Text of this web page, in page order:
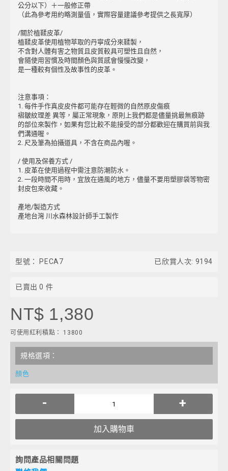
公分以下）＋一般修正帶
（此為參考用約略測量值，實際容量建議參考提供之長寬厚）
/關於植鞣皮革/
植鞣皮革使用植物萃取的丹寧成分來鞣製，
不含對人體有害之物質且皮質較具可塑性且自然，
會隨使用習慣及時間顏色與質感會慢慢改變，
是一種較有個性及故事性的皮革。
注意事項：
1. 每件手作真皮皮件都可能存在輕微的自然原皮傷痕
褶皺紋理差 異等，屬正常現象，原則上我們都是儘量挑最無痕跡
的部位來製作，如果有您比較不能接受的部分都歡迎在購買前與我
們溝通喔。
2. 尺及筆為拍攝道具，不含在商品內喔。
/ 使用及保養方式 /
1. 皮革在使用過程中需注意防潮防水。
2. 一段時間不用時，宜放在通風的地方，儘量不要用塑膠袋等物密
封皮包來收藏。
產地/製造方式
產地台灣 川水森林設計師手工製作
已欣賞人次: 9194
型號： PECA7
已賣出0 件
NT$ 1,380
可使用紅利積點： 13800
規格選項：
顏色
- +
加入購物車
詢問產品相關問題